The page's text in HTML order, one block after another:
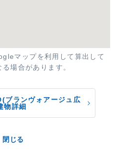
マップを利用して算出して
場合があります。
ランヴォアージュ広
物詳細
閉じる